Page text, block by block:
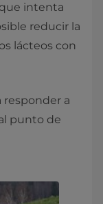
intenta
reducir la
lácteos con
a
punto de